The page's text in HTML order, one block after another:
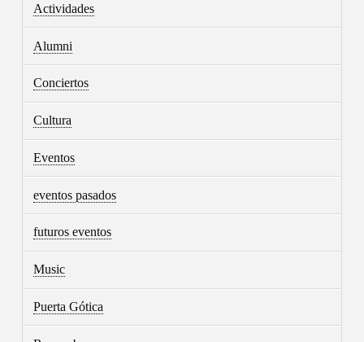
Actividades
Alumni
Conciertos
Cultura
Eventos
eventos pasados
futuros eventos
Music
Puerta Gótica